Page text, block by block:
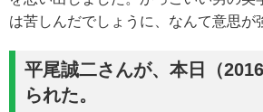
は苦しんだでしょうに、なんて意思が
平尾誠二さんが、本日（
られた。